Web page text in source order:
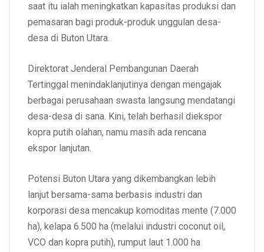
saat itu ialah meningkatkan kapasitas produksi dan
pemasaran bagi produk-produk unggulan desa-
desa di Buton Utara.
Direktorat Jenderal Pembangunan Daerah
Tertinggal menindaklanjutinya dengan mengajak
berbagai perusahaan swasta langsung mendatangi
desa-desa di sana. Kini, telah berhasil diekspor
kopra putih olahan, namu masih ada rencana
ekspor lanjutan.
Potensi Buton Utara yang dikembangkan lebih
lanjut bersama-sama berbasis industri dan
korporasi desa mencakup komoditas mente (7.000
ha), kelapa 6.500 ha (melalui industri coconut oil,
VCO dan kopra putih), rumput laut 1.000 ha